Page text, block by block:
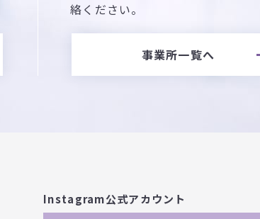
絡ください。
事業所一覧へ
Instagram公式アカウント